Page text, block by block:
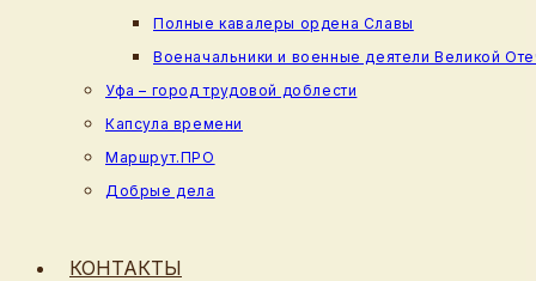
Полные кавалеры ордена Славы
Военачальники и военные деятели Великой
Уфа – город трудовой доблести
Капсула времени
Маршрут.ПРО
Добрые дела
КОНТАКТЫ